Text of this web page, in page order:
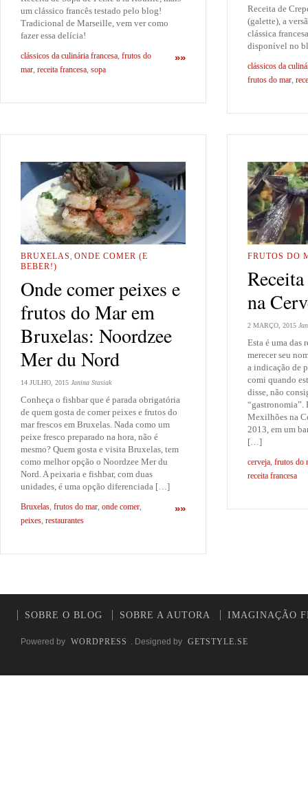
um clássico francês testado pelo blog!
Tradicional de Marseille, vem ver como
fazer essa delícia!
»»
clássicos da culinária francesa, frutos do
mar, receita francesa, sopa
Receita de
(galette), a
clássica
disponível no
clássicos da
frutos do mar,
BRUXELAS ONDE COMER (E
BEBER!)
Onde comer peixes e
frutos do Mar em
Bruxelas: Noordzee
Mer du Nord
14 JULHO, 2015 Janina Stasiak
Conheça o fishbar que é parada obrigatória
de quem gosta de comer peixes e frutos do
mar frescos em Bruxelas. Nada como um
peixe fresco preparado na hora, não é
mesmo? Quem gosta e visita Bruxelas, tem
como melhor opção o Noordzee Mer du
Nord. A peixaria e fishbar, com duas
unidades, é uma opção diferenciada […]
»»
Bruxelas, frutos do mar, onde comer,
peixes, restaurantes
FRUTOS DO
na
2 MARÇO, 2015
Esta é uma das
merecer seu
a indicação de
comi quando
disse, não
“gastronomia”.
Mexilhões na
2013, em um
[…]
cerveja, frutos do
receita francesa
SOBRE O BLOG SOBRE A AUTORA IMAGINAÇÃO
Powered by WORDPRESS . Designed by GETSTYLE.SE